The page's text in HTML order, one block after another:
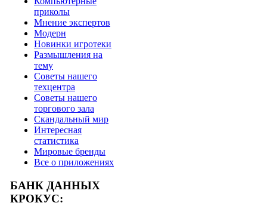
приколы
Мнение экспертов
Модерн
Новинки игротеки
Размышления на
тему
Советы нашего
техцентра
Советы нашего
торгового зала
Скандальный мир
Интересная
статистика
Мировые бренды
Все о приложениях
БАНК ДАННЫХ
КРОКУС: